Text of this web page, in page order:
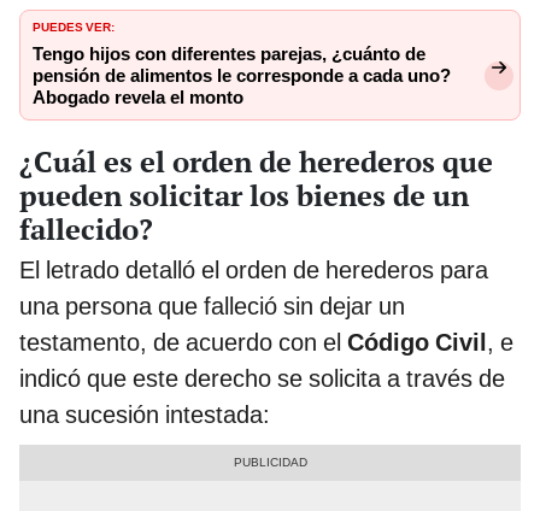
PUEDES VER:
Tengo hijos con diferentes parejas, ¿cuánto de
pensión de alimentos le corresponde a cada uno?
Abogado revela el monto
¿Cuál es el orden de herederos que
pueden solicitar los bienes de un
fallecido?
El letrado detalló el orden de herederos para
una persona que falleció sin dejar un
testamento, de acuerdo con el Código Civil, e
indicó que este derecho se solicita a través de
una sucesión intestada: